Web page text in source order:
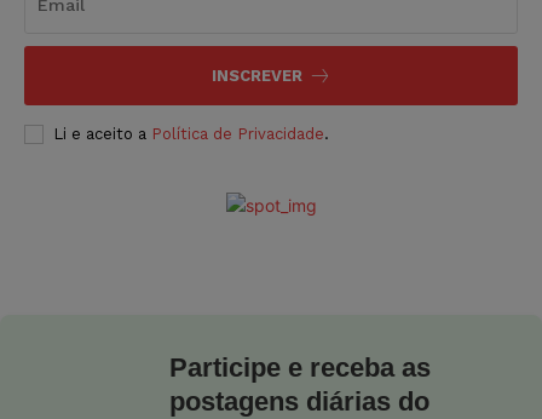
INSCREVER
Li e aceito a Política de Privacidade.
Participe e receba as
postagens diárias do